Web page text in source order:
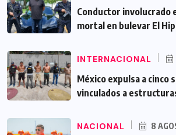
Conductor involucrado
mortal en bulevar El
INTERNACIONAL
México expulsa a cinco
vinculados a
NACIONAL 8